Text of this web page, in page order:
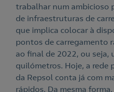
trabalhar num ambicioso
de infraestruturas de
que implica colocar à
pontos de carregamento
ao final de 2022, ou seja,
quilómetros. Hoje, a rede
da Repsol conta já com
rápidos. Da mesma